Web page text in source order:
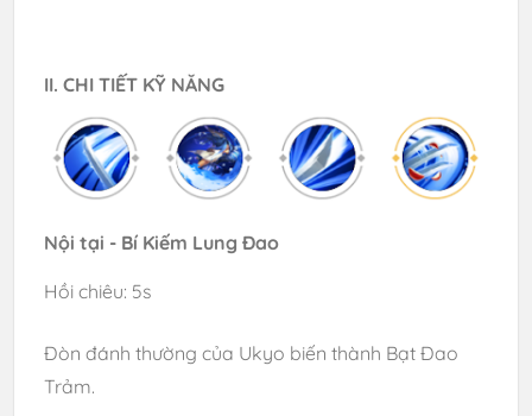
II. CHI TIẾT KỸ NĂNG
Nội tại - Bí Kiếm Lung Đao
Hồi chiêu: 5s
Đòn đánh thường của Ukyo biến thành Bạt Đao
Trảm.